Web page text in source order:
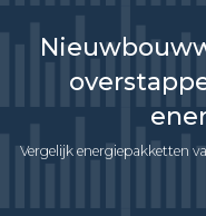
Vergelijk energiepakketten